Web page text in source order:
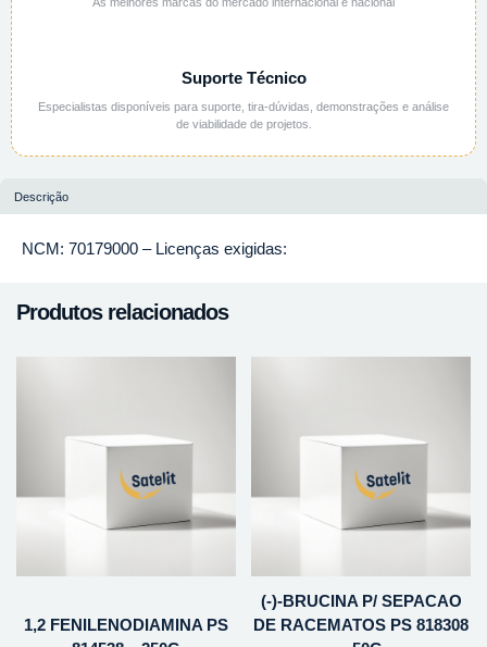
Suporte Técnico
Especialistas disponíveis para suporte, tira-dúvidas, demonstrações e análise
de viabilidade de projetos.
Descrição
NCM: 70179000 – Licenças exigidas:
Produtos relacionados
1,2 FENILENODIAMINA PS
(-)-BRUCINA P/ SEPACAO
DE RACEMATOS PS 818308